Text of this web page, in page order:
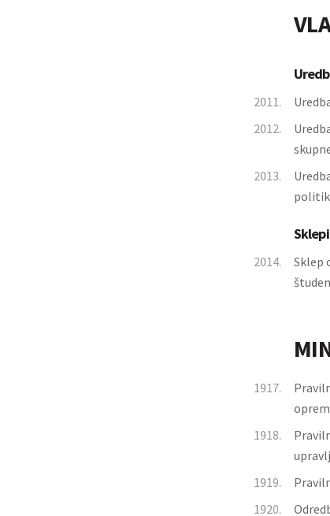
2011.
2012.
2013.
Sklepi
2014.
Sklep
1917.
1918.
1919.
1920.